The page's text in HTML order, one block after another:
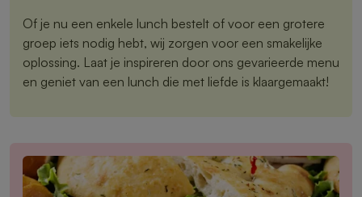
Of je nu een enkele lunch bestelt of voor een grotere
groep iets nodig hebt, wij zorgen voor een smakelijke
oplossing. Laat je inspireren door ons gevarieerde menu
en geniet van een lunch die met liefde is klaargemaakt!